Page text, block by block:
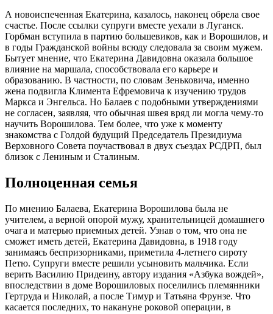
А новоиспеченная Екатерина, казалось, наконец обрела свое
счастье. После ссылки супруги вместе уехали в Луганск.
Горбман вступила в партию большевиков, как и Ворошилов, и
в годы Гражданской войны всюду следовала за своим мужем.
Бытует мнение, что Екатерина Давидовна оказала большое
влияние на маршала, способствовала его карьере и
образованию. В частности, по словам Зеньковича, именно
жена подвигла Климента Ефремовича к изучению трудов
Маркса и Энгельса. Но Балаев с подобными утверждениями
не согласен, заявляя, что обычная швея вряд ли могла чему-то
научить Ворошилова. Тем более, что уже к моменту
знакомства с Голдой будущий Председатель Президиума
Верховного Совета поучаствовал в двух съездах РСДРП, был
близок с Лениным и Сталиным.
Полноценная семья
По мнению Балаева, Екатерина Ворошилова была не
учителем, а верной опорой мужу, хранительницей домашнего
очага и матерью приемных детей. Узнав о том, что она не
сможет иметь детей, Екатерина Давидовна, в 1918 году
занимаясь беспризорниками, приметила 4-летнего сироту
Петю. Супруги вместе решили усыновить мальчика. Если
верить Василию Придеину, автору издания «Азбука вождей»,
впоследствии в доме Ворошиловых поселились племянники
Гертруда и Николай, а после Тимур и Татьяна Фрунзе. Что
касается последних, то накануне роковой операции, в